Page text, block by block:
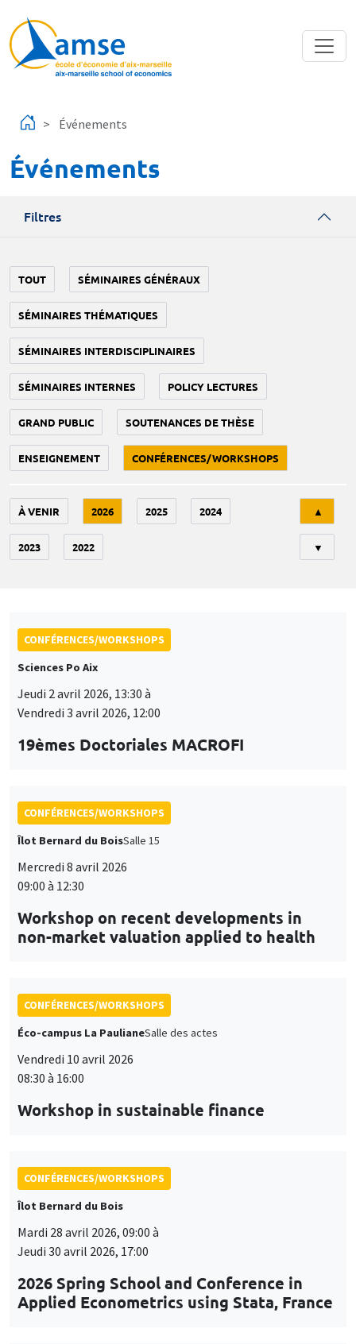
Événements
Événements
Filtres
TOUT SÉMINAIRES GÉNÉRAUX
SÉMINAIRES THÉMATIQUES
SÉMINAIRES INTERDISCIPLINAIRES
SÉMINAIRES INTERNES POLICY LECTURES
GRAND PUBLIC SOUTENANCES DE THÈSE
ENSEIGNEMENT CONFÉRENCES/WORKSHOPS
À VENIR 2026 2025 2024
2023 2022
▲
▼
CONFÉRENCES/WORKSHOPS
Sciences Po Aix
Jeudi 2 avril 2026, 13:30 à
Vendredi 3 avril 2026, 12:00
19èmes Doctoriales MACROFI
CONFÉRENCES/WORKSHOPS
Îlot Bernard du BoisSalle 15
Mercredi 8 avril 2026
09:00 à 12:30
Workshop on recent developments in
non-market valuation applied to health
CONFÉRENCES/WORKSHOPS
Éco-campus La PaulianeSalle des actes
Vendredi 10 avril 2026
08:30 à 16:00
Workshop in sustainable finance
CONFÉRENCES/WORKSHOPS
Îlot Bernard du Bois
Mardi 28 avril 2026, 09:00 à
Jeudi 30 avril 2026, 17:00
2026 Spring School and Conference in
Applied Econometrics using Stata, France